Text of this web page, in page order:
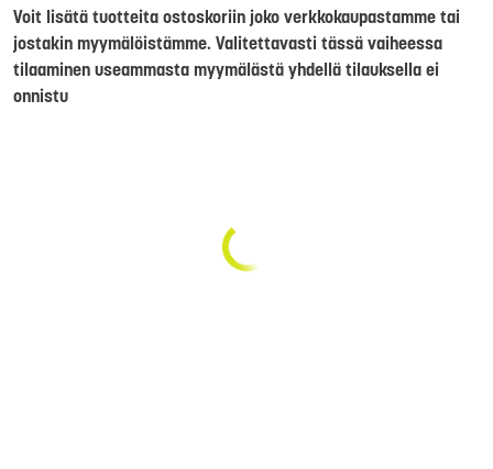
Voit lisätä tuotteita ostoskoriin joko verkkokaupastamme tai
jostakin myymälöistämme. Valitettavasti tässä vaiheessa
tilaaminen useammasta myymälästä yhdellä tilauksella ei
onnistu